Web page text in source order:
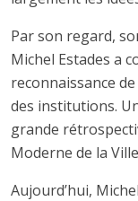
Par son regard,
Michel Estades a
reconnaissance
des institutions.
grande
Moderne de la
Aujourd’hui,